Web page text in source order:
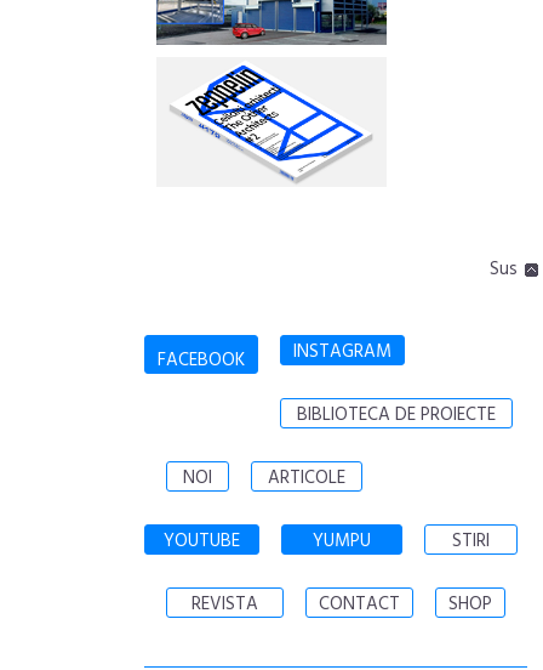
Sus
FACEBOOK INSTAGRAM
BIBLIOTECA DE PROIECTE
NOI ARTICOLE
YOUTUBE YUMPU STIRI
REVISTA CONTACT SHOP